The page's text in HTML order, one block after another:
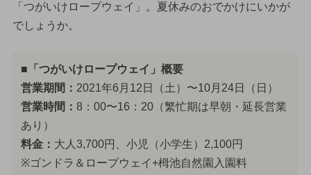
「つがいけロープウェイ」。夏休みのおでかけにいかが
でしょうか。
■「つがいけロープウェイ」概要
営業期間： 2021年6月12日（土）〜10月24日（日）
営業時間： 8：00〜16：20（繁忙期は早朝・延長営業
あり）
料金： 大人3,700円、小児（小学生）2,100円
※ゴンドラ＆ロープウェイ+栂池自然園入園料